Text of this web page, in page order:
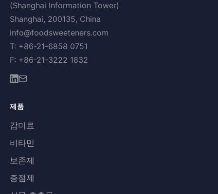
(Shanghai Information Tower)
Shanghai, 200135, China
info@foodsweeteners.com
T: +86-21-6858 0751
F: +86-21-3222 1832
제품
감미료
비타민
보존제
증점제